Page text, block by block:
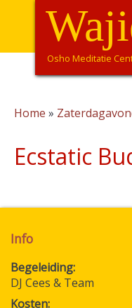
Overslaan
de
Hoofdnavigatie
Osho Meditatie
Home
Ecstatic
Info
Begeleiding
DJ Cees & Team
Kosten